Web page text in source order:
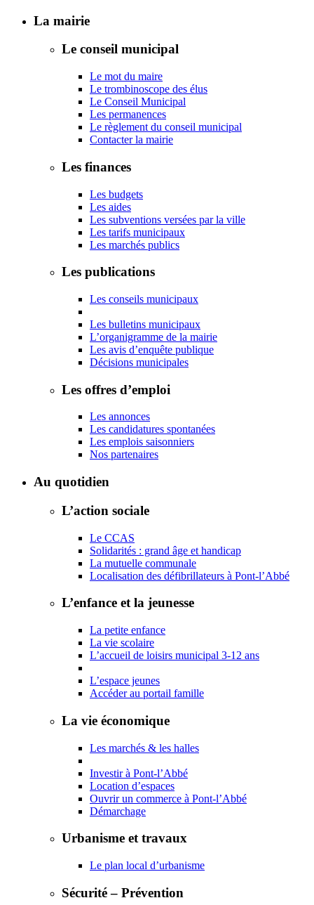
La mairie
Le conseil municipal
Le mot du maire
Le trombinoscope des élus
Le Conseil Municipal
Les permanences
Le règlement du conseil municipal
Contacter la mairie
Les finances
Les budgets
Les aides
Les subventions versées par la ville
Les tarifs municipaux
Les marchés publics
Les publications
Les conseils municipaux
Les bulletins municipaux
L’organigramme de la mairie
Les avis d’enquête publique
Décisions municipales
Les offres d’emploi
Les annonces
Les candidatures spontanées
Les emplois saisonniers
Nos partenaires
Au quotidien
L’action sociale
Le CCAS
Solidarités : grand âge et handicap
La mutuelle communale
Localisation des défibrillateurs à Pont-l’Abbé
L’enfance et la jeunesse
La petite enfance
La vie scolaire
L’accueil de loisirs municipal 3-12 ans
L’espace jeunes
Accéder au portail famille
La vie économique
Les marchés & les halles
Investir à Pont-l’Abbé
Location d’espaces
Ouvrir un commerce à Pont-l’Abbé
Démarchage
Urbanisme et travaux
Le plan local d’urbanisme
Sécurité – Prévention